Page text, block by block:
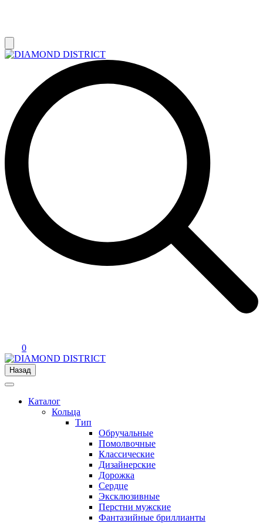
0
Назад
Каталог
Кольца
Тип
Обручальные
Помолвочные
Классические
Дизайнерские
Дорожка
Сердце
Эксклюзивные
Перстни мужские
Фантазийные бриллианты